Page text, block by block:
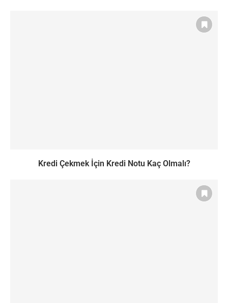
Kredi Çekmek İçin Kredi Notu Kaç Olmalı?